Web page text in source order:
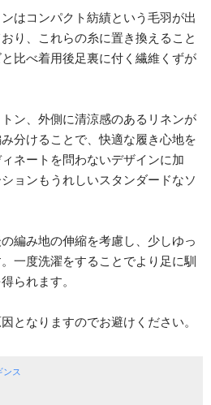
はコンパクト紡績という毛羽が出
り、これらの糸に置き換えること
比べ着用後足裏に付く繊維くずが
ン、外側に清涼感のあるリネンが
分けることで、快適な履き心地を
ネートを問わないデザインに加
ョンもうれしいスタンダードなソ
編み地の伸縮を考慮し、少しゆっ
一度洗濯をすることでより足に馴
られます。
となりますのでお避けください。
ンス